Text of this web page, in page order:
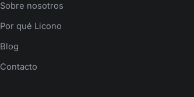
Sobre nosotros
Por qué Licono
Blog
Contacto